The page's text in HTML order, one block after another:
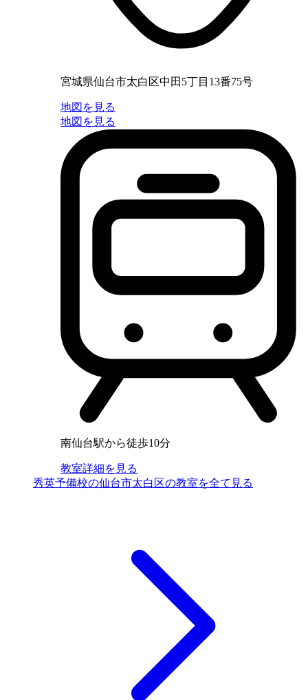
宮城県仙台市太白区中田5丁目13番75号
地図を見る
地図を見る
南仙台駅から徒歩10分
教室詳細を見る
秀英予備校の仙台市太白区の教室を全て見る